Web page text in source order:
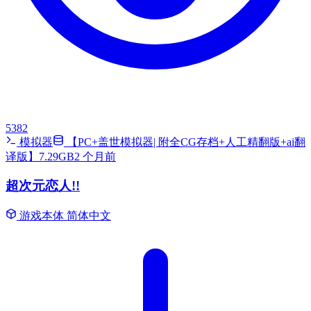
5382
模拟器
【PC+盖世模拟器| 附全CG存档+人工精翻版+ai翻
译版】7.29GB2 个月前
超次元恋人!!
游戏本体 简体中文